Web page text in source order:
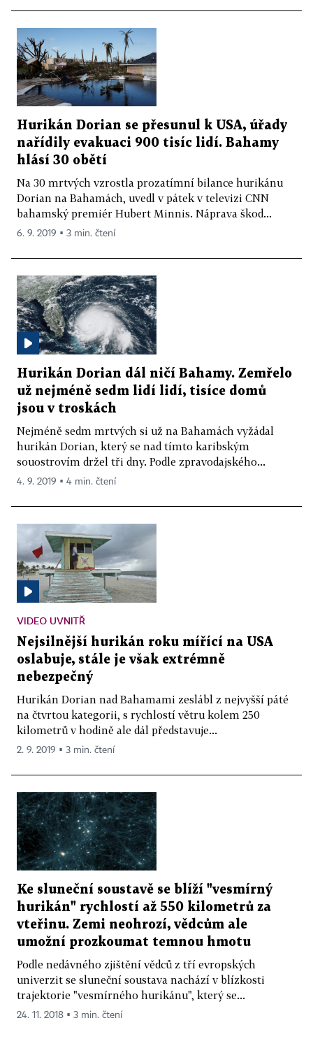
Hurikán Dorian se přesunul k USA, úřady
nařídily evakuaci 900 tisíc lidí. Bahamy
hlásí 30 obětí
Na 30 mrtvých vzrostla prozatímní bilance hurikánu
Dorian na Bahamách, uvedl v pátek v televizi CNN
bahamský premiér Hubert Minnis. Náprava škod...
6. 9. 2019 ▪ 3 min. čtení
Hurikán Dorian dál ničí Bahamy. Zemřelo
už nejméně sedm lidí lidí, tisíce domů
jsou v troskách
Nejméně sedm mrtvých si už na Bahamách vyžádal
hurikán Dorian, který se nad tímto karibským
souostrovím držel tři dny. Podle zpravodajského...
4. 9. 2019 ▪ 4 min. čtení
VIDEO UVNITŘ
Nejsilnější hurikán roku mířící na USA
oslabuje, stále je však extrémně
nebezpečný
Hurikán Dorian nad Bahamami zeslábl z nejvyšší páté
na čtvrtou kategorii, s rychlostí větru kolem 250
kilometrů v hodině ale dál představuje...
2. 9. 2019 ▪ 3 min. čtení
Ke sluneční soustavě se blíží "vesmírný
hurikán" rychlostí až 550 kilometrů za
vteřinu. Zemi neohrozí, vědcům ale
umožní prozkoumat temnou hmotu
Podle nedávného zjištění vědců z tří evropských
univerzit se sluneční soustava nachází v blízkosti
trajektorie "vesmírného hurikánu", který se...
24. 11. 2018 ▪ 3 min. čtení